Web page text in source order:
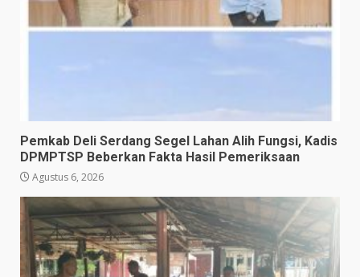
Pemkab Deli Serdang Segel Lahan Alih Fungsi, Kadis
DPMPTSP Beberkan Fakta Hasil Pemeriksaan
Agustus 6, 2026